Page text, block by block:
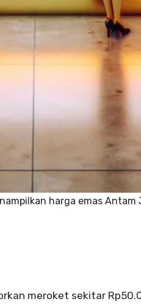
harga emas
meroket sekitar